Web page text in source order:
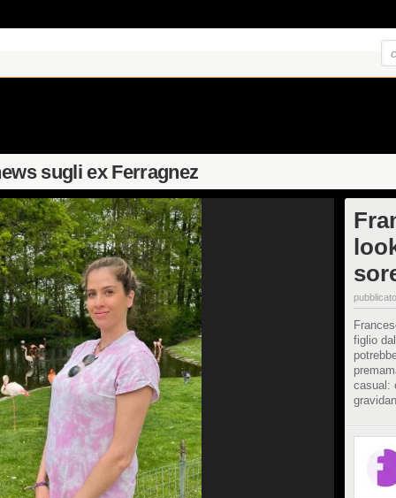
sugli ex Ferragnez
figlio
casual: